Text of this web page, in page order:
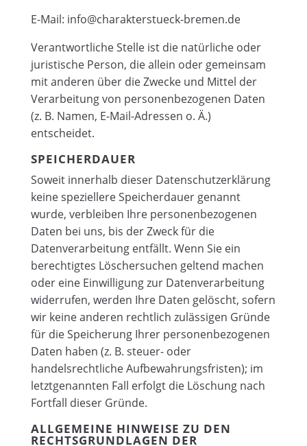
E-Mail: info@charakterstueck-bremen.de
Verantwortliche Stelle ist die natürliche oder
juristische Person, die allein oder gemeinsam
mit anderen über die Zwecke und Mittel der
Verarbeitung von personenbezogenen Daten
(z. B. Namen, E-Mail-Adressen o. Ä.)
entscheidet.
SPEICHERDAUER
Soweit innerhalb dieser Datenschutzerklärung
keine speziellere Speicherdauer genannt
wurde, verbleiben Ihre personenbezogenen
Daten bei uns, bis der Zweck für die
Datenverarbeitung entfällt. Wenn Sie ein
berechtigtes Löschersuchen geltend machen
oder eine Einwilligung zur Datenverarbeitung
widerrufen, werden Ihre Daten gelöscht, sofern
wir keine anderen rechtlich zulässigen Gründe
für die Speicherung Ihrer personenbezogenen
Daten haben (z. B. steuer- oder
handelsrechtliche Aufbewahrungsfristen); im
letztgenannten Fall erfolgt die Löschung nach
Fortfall dieser Gründe.
ALLGEMEINE HINWEISE ZU DEN
RECHTSGRUNDLAGEN DER